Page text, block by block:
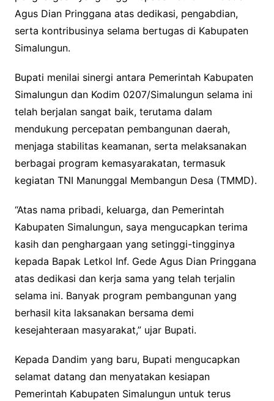
Agus Dian Pringgana atas dedikasi, pengabdian,
serta kontribusinya selama bertugas di Kabupaten
Simalungun.
Bupati menilai sinergi antara Pemerintah Kabupaten
Simalungun dan Kodim 0207/Simalungun selama ini
telah berjalan sangat baik, terutama dalam
mendukung percepatan pembangunan daerah,
menjaga stabilitas keamanan, serta melaksanakan
berbagai program kemasyarakatan, termasuk
kegiatan TNI Manunggal Membangun Desa (TMMD).
“Atas nama pribadi, keluarga, dan Pemerintah
Kabupaten Simalungun, saya mengucapkan terima
kasih dan penghargaan yang setinggi-tingginya
kepada Bapak Letkol Inf. Gede Agus Dian Pringgana
atas dedikasi dan kerja sama yang telah terjalin
selama ini. Banyak program pembangunan yang
berhasil kita laksanakan bersama demi
kesejahteraan masyarakat,” ujar Bupati.
Kepada Dandim yang baru, Bupati mengucapkan
selamat datang dan menyatakan kesiapan
Pemerintah Kabupaten Simalungun untuk terus